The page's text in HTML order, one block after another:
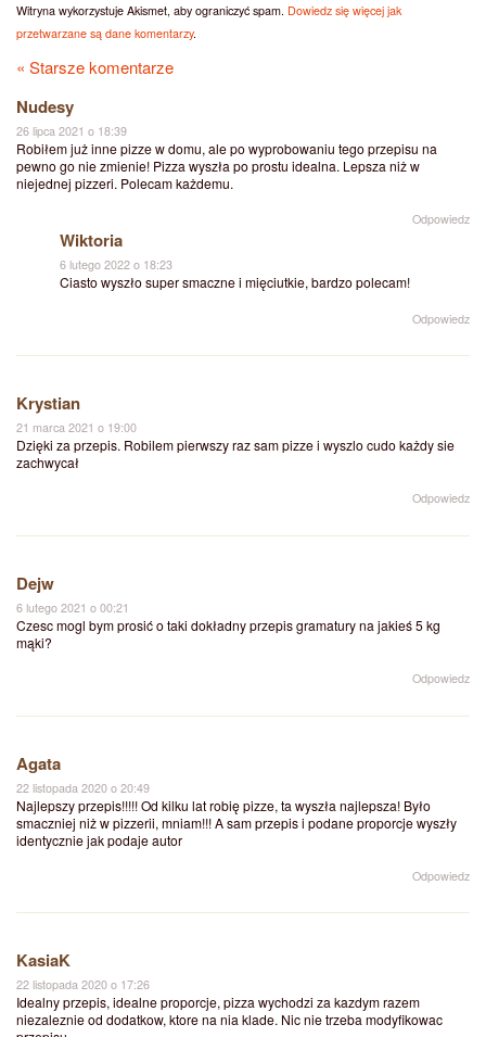
Witryna wykorzystuje Akismet, aby ograniczyć spam. Dowiedz się więcej jak
przetwarzane są dane komentarzy.
« Starsze komentarze
Nudesy
26 lipca 2021 o 18:39
Robiłem już inne pizze w domu, ale po wyprobowaniu tego przepisu na
pewno go nie zmienie! Pizza wyszła po prostu idealna. Lepsza niż w
niejednej pizzeri. Polecam każdemu.
Odpowiedz
Wiktoria
6 lutego 2022 o 18:23
Ciasto wyszło super smaczne i mięciutkie, bardzo polecam!
Odpowiedz
Krystian
21 marca 2021 o 19:00
Dzięki za przepis. Robilem pierwszy raz sam pizze i wyszlo cudo każdy sie
zachwycał
Odpowiedz
Dejw
6 lutego 2021 o 00:21
Czesc mogl bym prosić o taki dokładny przepis gramatury na jakieś 5 kg
mąki?
Odpowiedz
Agata
22 listopada 2020 o 20:49
Najlepszy przepis!!!!! Od kilku lat robię pizze, ta wyszła najlepsza! Było
smaczniej niż w pizzerii, mniam!!! A sam przepis i podane proporcje wyszły
identycznie jak podaje autor
Odpowiedz
KasiaK
22 listopada 2020 o 17:26
Idealny przepis, idealne proporcje, pizza wychodzi za kazdym razem
niezaleznie od dodatkow, ktore na nia klade. Nic nie trzeba modyfikowac